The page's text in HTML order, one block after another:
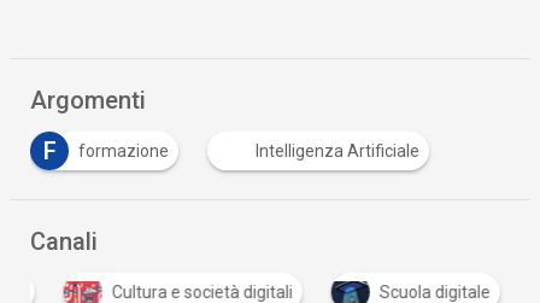
Argomenti
F
formazione Intelligenza Artificiale
Canali
Cultura e società digitali Scuola digitale